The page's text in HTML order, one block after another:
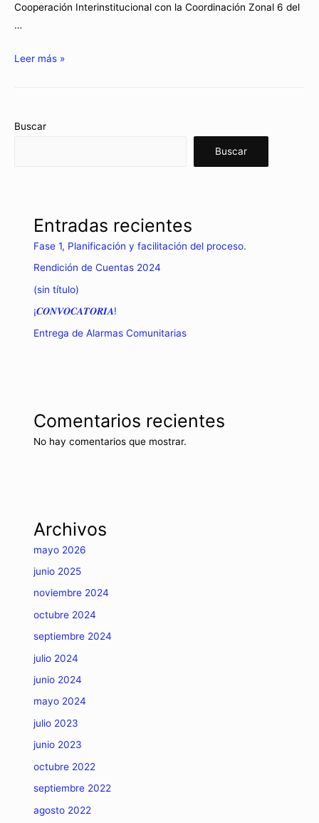
Cooperación Interinstitucional con la Coordinación Zonal 6 del
…
Leer más »
Buscar
Buscar
Entradas recientes
Fase 1, Planificación y facilitación del proceso.
Rendición de Cuentas 2024
(sin título)
¡𝑪𝑶𝑵𝑽𝑶𝑪𝑨𝑻𝑶𝑹𝑰𝑨!
Entrega de Alarmas Comunitarias
Comentarios recientes
No hay comentarios que mostrar.
Archivos
mayo 2026
junio 2025
noviembre 2024
octubre 2024
septiembre 2024
julio 2024
junio 2024
mayo 2024
julio 2023
junio 2023
octubre 2022
septiembre 2022
agosto 2022